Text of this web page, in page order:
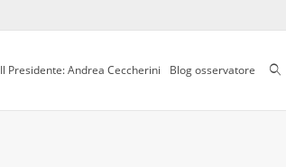
Il Presidente: Andrea Ceccherini Blog osservatore